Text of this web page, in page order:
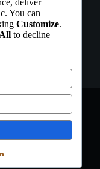
You can
Customize.
to decline